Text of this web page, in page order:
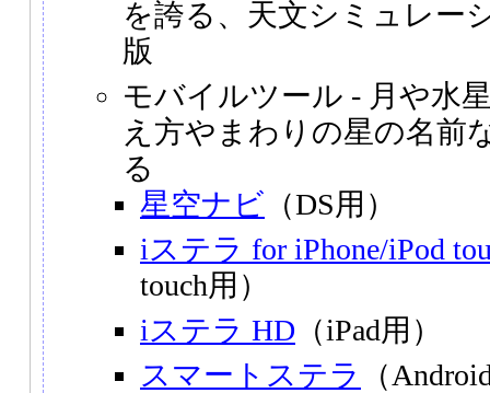
を誇る、天文シミュレー
版
モバイルツール - 月や水
え方やまわりの星の名前
る
星空ナビ （DS用）
iステラ for iPhone/iPod
touch用）
iステラ HD （iPad用）
スマートステラ
（